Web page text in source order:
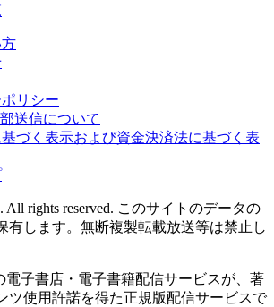
リシー
送信について
づく表示および資金決済法に基づく表
rights reserved. このサイトのデータの
有します。無断複製転載放送等は禁止し
電子書店・電子書籍配信サービスが、著
ツ使用許諾を得た正規版配信サービスで